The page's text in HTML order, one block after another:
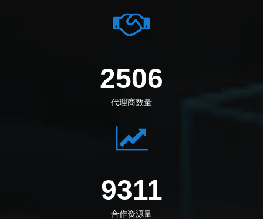
2699
代理商数量
10028
合作资源量